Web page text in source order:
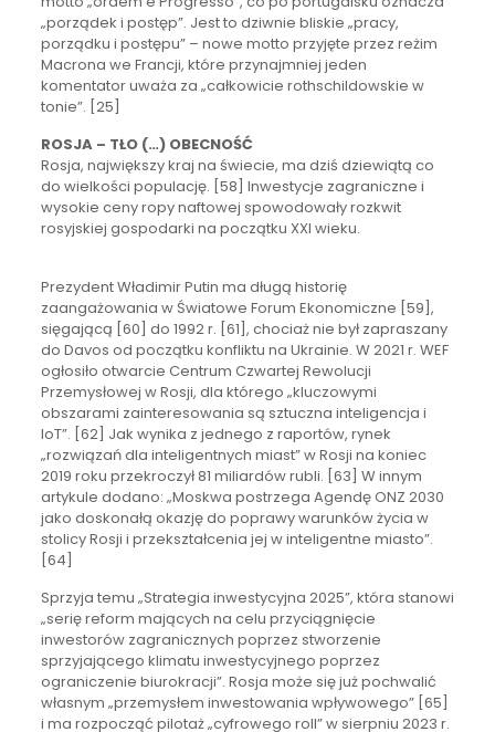
„porządek i postęp”. Jest to dziwnie bliskie „pracy,
porządku i postępu” – nowe motto przyjęte przez reżim
Macrona we Francji, które przynajmniej jeden
komentator uważa za „całkowicie rothschildowskie w
tonie”. [25]
ROSJA – TŁO (…) OBECNOŚĆ
Rosja, największy kraj na świecie, ma dziś dziewiątą co
do wielkości populację. [58] Inwestycje zagraniczne i
wysokie ceny ropy naftowej spowodowały rozkwit
rosyjskiej gospodarki na początku XXI wieku.
Prezydent Władimir Putin ma długą historię
zaangażowania w Światowe Forum Ekonomiczne [59],
sięgającą [60] do 1992 r. [61], chociaż nie był zapraszany
do Davos od początku konfliktu na Ukrainie. W 2021 r. WEF
ogłosiło otwarcie Centrum Czwartej Rewolucji
Przemysłowej w Rosji, dla którego „kluczowymi
obszarami zainteresowania są sztuczna inteligencja i
IoT”. [62] Jak wynika z jednego z raportów, rynek
„rozwiązań dla inteligentnych miast” w Rosji na koniec
2019 roku przekroczył 81 miliardów rubli. [63] W innym
artykule dodano: „Moskwa postrzega Agendę ONZ 2030
jako doskonałą okazję do poprawy warunków życia w
stolicy Rosji i przekształcenia jej w inteligentne miasto”.
[64]
Sprzyja temu „Strategia inwestycyjna 2025”, która stanowi
„serię reform mających na celu przyciągnięcie
inwestorów zagranicznych poprzez stworzenie
sprzyjającego klimatu inwestycyjnego poprzez
ograniczenie biurokracji”. Rosja może się już pochwalić
własnym „przemysłem inwestowania wpływowego” [65]
i ma rozpocząć pilotaż „cyfrowego roll” w sierpniu 2023 r.